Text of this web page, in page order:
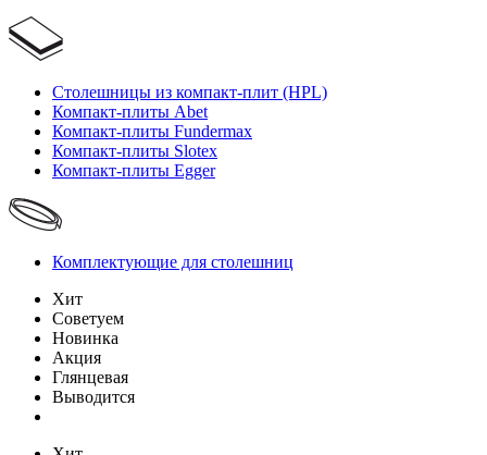
Столешницы из компакт-плит (HPL)
Компакт-плиты Abet
Компакт-плиты Fundermax
Компакт-плиты Slotex
Компакт-плиты Egger
Комплектующие для столешниц
Хит
Советуем
Новинка
Акция
Глянцевая
Выводится